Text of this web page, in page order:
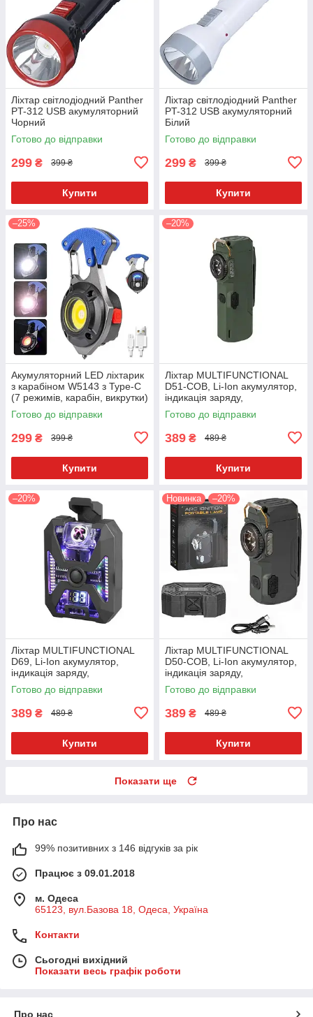
Ліхтар світлодіодний Panther
PT-312 USB акумуляторний
Чорний
Готово до відправки
299 ₴ 399 ₴
Купити
Ліхтар світлодіодний Panther
PT-312 USB акумуляторний
Білий
Готово до відправки
299 ₴ 399 ₴
Купити
–25%
Акумуляторний LED ліхтарик
з карабіном W5143 з Type-C
(7 режимів, карабін, викрутки)
Готово до відправки
299 ₴ 399 ₴
Купити
–20%
Ліхтар MULTIFUNCTIONAL
D51-COB, Li-Ion акумулятор,
індикація заряду,
запальничка, ЗУ Type-C
Зелений
Готово до відправки
389 ₴ 489 ₴
Купити
–20%
Ліхтар MULTIFUNCTIONAL
D69, Li-Ion акумулятор,
індикація заряду,
запальничка, ЗУ Type-C,Box
Готово до відправки
389 ₴ 489 ₴
Купити
Новинка –20%
Ліхтар MULTIFUNCTIONAL
D50-COB, Li-Ion акумулятор,
індикація заряду,
запальничка, ЗУ Type-C,Box
Чорний
Готово до відправки
389 ₴ 489 ₴
Купити
Показати ще
Про нас
99% позитивних з 146 відгуків за рік
Працює з 09.01.2018
м. Одеса
65123, вул.Базова 18, Одеса, Україна
Контакти
Сьогодні вихідний
Показати весь графік роботи
Про нас